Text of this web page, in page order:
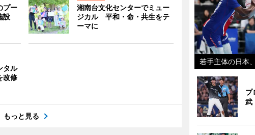
プー
設
湘南台文化センターでミュー
ジカル 平和・命・共生をテ
ーマに
タル
改修
もっと見る
若手主体の日本
プ
武